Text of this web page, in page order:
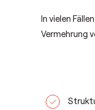
In vielen
Vermehrung